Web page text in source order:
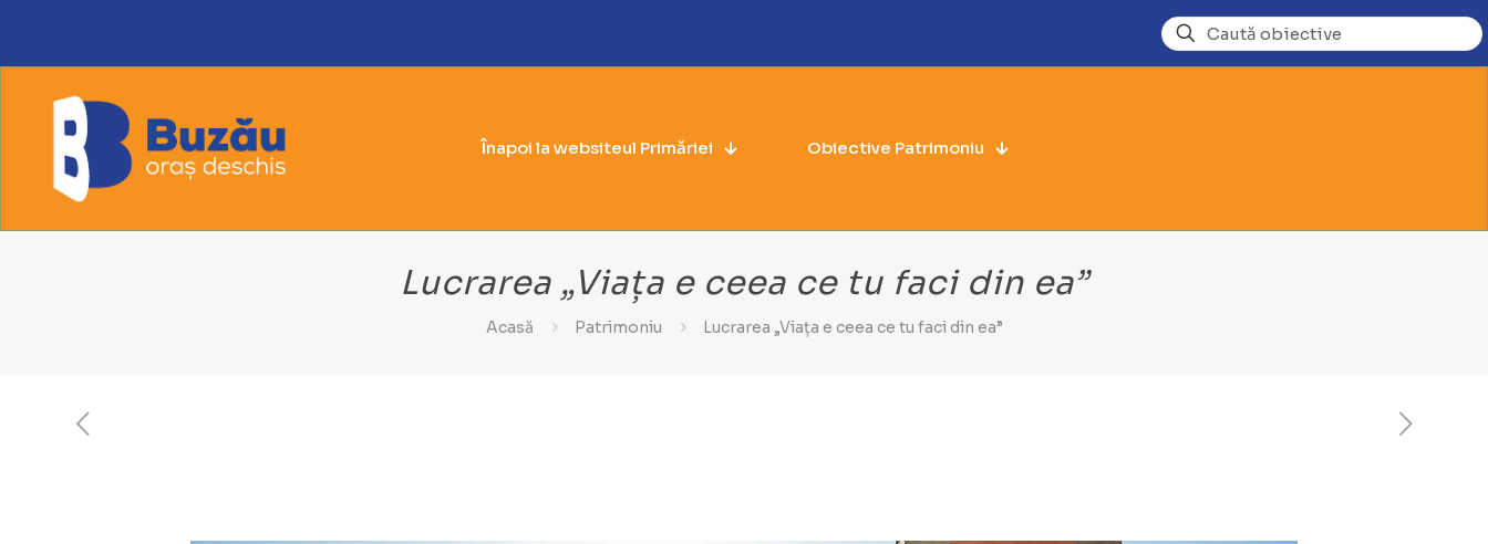
Înapoi la websiteul Primăriei Obiective Patrimoniu
Lucrarea „Viața e ceea ce tu faci din ea”
Acasă Patrimoniu Lucrarea „Viața e ceea ce tu faci din ea”